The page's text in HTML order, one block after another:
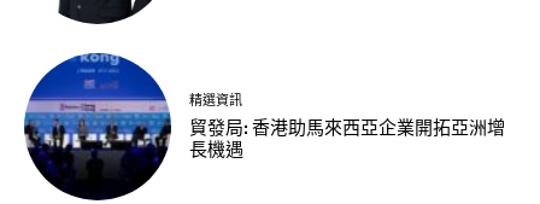
精選資訊
貿發局: 香港助馬來西亞企業開拓亞洲增
長機遇